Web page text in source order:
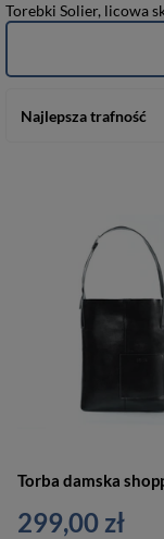
Torebki Solier, licowa
Najlepsza trafność
299,00 zł